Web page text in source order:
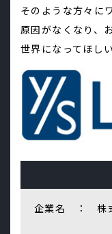
そのような方々に
原因がなくなり、
世界になってほしい
企業名 ： 株